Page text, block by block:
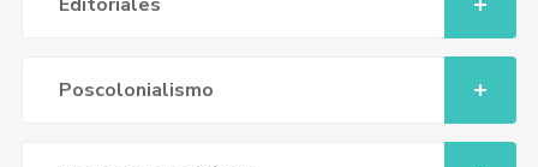
Poscolonialismo